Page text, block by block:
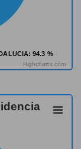
: 94.3 %
: 94.3 %
Highcharts.com